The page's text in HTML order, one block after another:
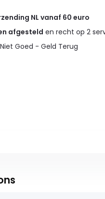
NL vanaf 60 euro
afgesteld en recht op 2
Niet Goed - Geld Terug